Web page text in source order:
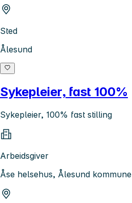
Sted
Ålesund
Sykepleier, fast 100%
Sykepleier, 100% fast stilling
Arbeidsgiver
Åse helsehus, Ålesund kommune